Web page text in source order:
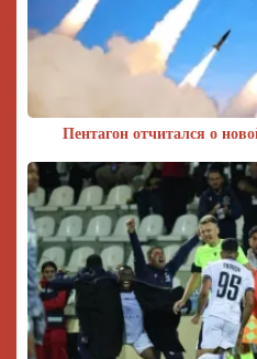
Пентагон отчитался о